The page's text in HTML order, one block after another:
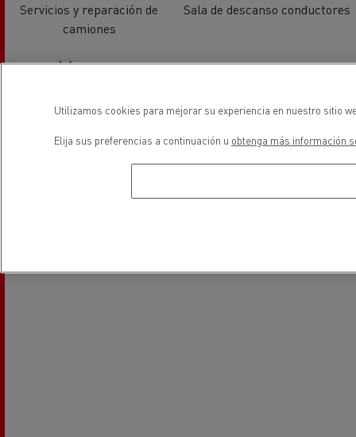
Servicios y reparación de
camiones
Sala de descanso conductores
Servicios y reparación de
vehiculos industriales ligeros
Financiación
Utilizamos cookies para mejorar su experiencia en nuestro sitio
Elija sus preferencias a continuación u obtenga más información